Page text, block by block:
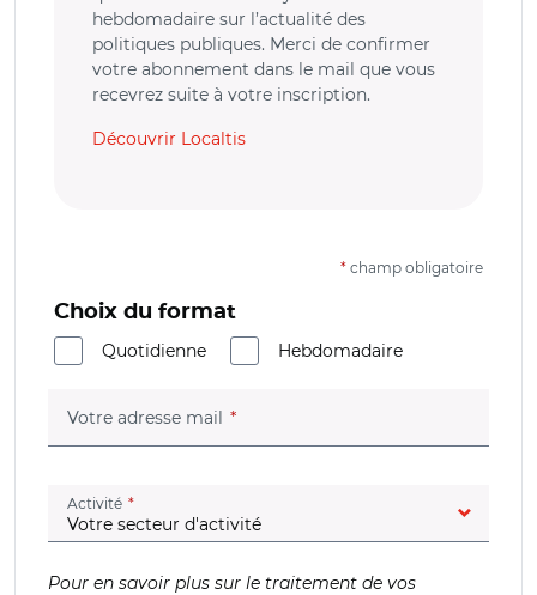
hebdomadaire sur l’actualité des
politiques publiques. Merci de confirmer
votre abonnement dans le mail que vous
recevrez suite à votre inscription.
Découvrir Localtis
* champ obligatoire
Choix du format
Quotidienne
Hebdomadaire
Votre adresse mail (champ obligatoire)
Activité (champ obligatoire)
Pour en savoir plus sur le traitement de vos